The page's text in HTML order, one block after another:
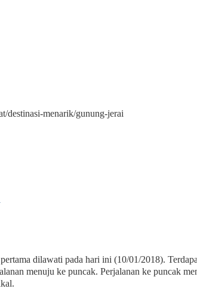
destinasi-menarik/gunung-jerai
dilawati pada hari ini (10/01/2018).
menuju ke puncak. Perjalanan ke puncak